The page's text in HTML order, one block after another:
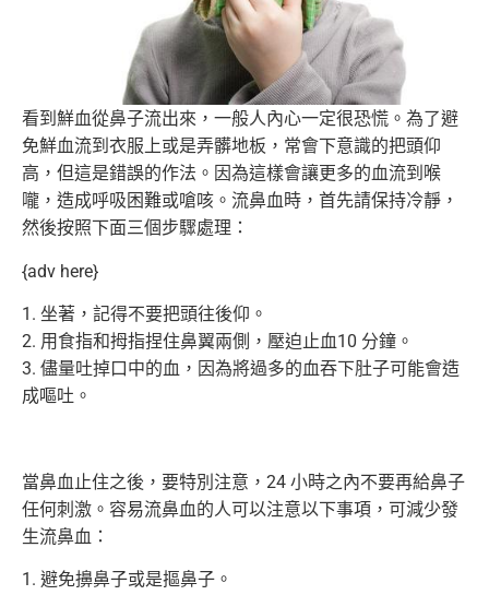
看到鮮血從鼻子流出來，一般人內心一定很恐慌。 為了避
免鮮血流到衣服上或是弄髒地板，常會下意識的把頭仰
高， 但這是錯誤的作法。因為這樣會讓更多的血流到喉
嚨， 造成呼吸困難或嗆咳。流鼻血時，首先請保持冷靜，
然後按照下面三個步驟處理：
{adv here}
1. 坐著，記得不要把頭往後仰。
2. 用食指和拇指捏住鼻翼兩側，壓迫止血10 分鐘。
3. 儘量吐掉口中的血，因為將過多的血吞下肚子可能會造
成嘔吐。
當鼻血止住之後，要特別注意，24 小時之內不要再給鼻子
任何刺激。 容易流鼻血的人可以注意以下事項，可減少發
生流鼻血：
1. 避免擤鼻子或是摳鼻子。